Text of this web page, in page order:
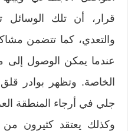
قرار، أن تلك
والتعدي، كما تتضمن
عندما يمكن الوصول إلى
الخاصة. وتظهر بوادر
جلي في أرجاء المنطقة
وكذلك يعتقد كثيرون من